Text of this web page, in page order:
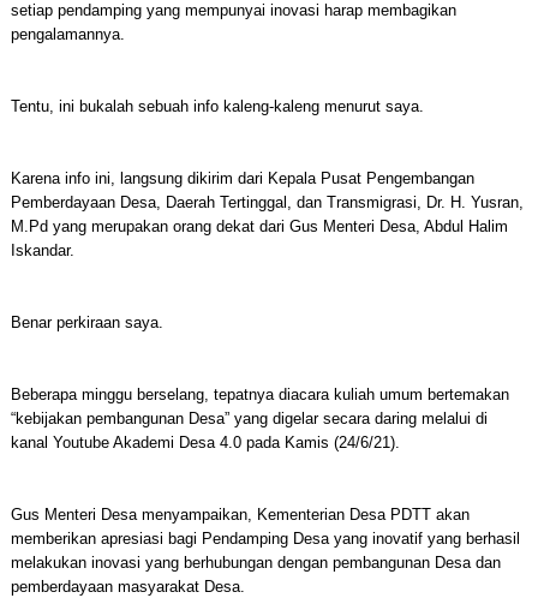
setiap pendamping yang mempunyai inovasi harap membagikan
pengalamannya.
Tentu, ini bukalah sebuah info kaleng-kaleng menurut saya.
Karena info ini, langsung dikirim dari Kepala Pusat Pengembangan
Pemberdayaan Desa, Daerah Tertinggal, dan Transmigrasi, Dr. H. Yusran,
M.Pd yang merupakan orang dekat dari Gus Menteri Desa, Abdul Halim
Iskandar.
Benar perkiraan saya.
Beberapa minggu berselang, tepatnya diacara kuliah umum bertemakan
“kebijakan pembangunan Desa” yang digelar secara daring melalui di
kanal Youtube Akademi Desa 4.0 pada Kamis (24/6/21).
Gus Menteri Desa menyampaikan, Kementerian Desa PDTT akan
memberikan apresiasi bagi Pendamping Desa yang inovatif yang berhasil
melakukan inovasi yang berhubungan dengan pembangunan Desa dan
pemberdayaan masyarakat Desa.